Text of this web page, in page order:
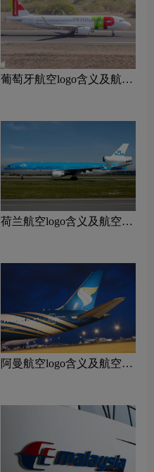
‌葡萄牙航空logo含义及航空
荷兰航空logo含义及航空品
阿曼航空logo含义及航空品